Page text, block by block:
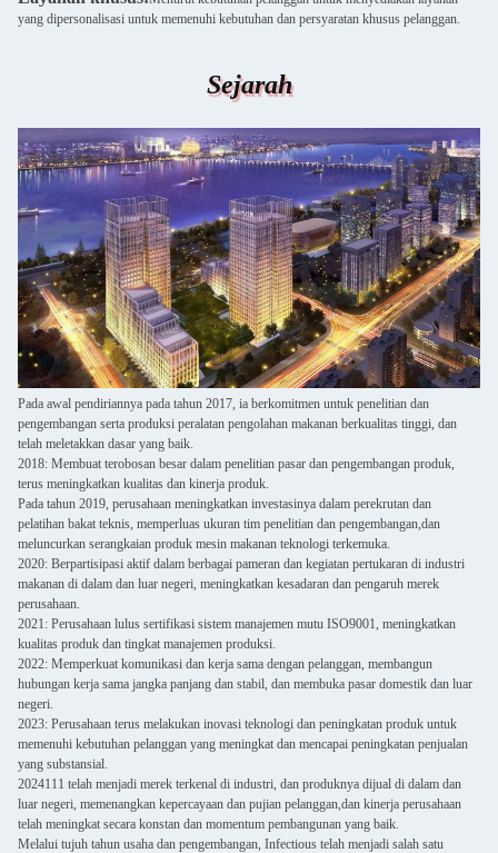
yang dipersonalisasi untuk memenuhi kebutuhan dan persyaratan khusus pelanggan.
Sejarah
Pada awal pendiriannya pada tahun 2017, ia berkomitmen untuk penelitian dan
pengembangan serta produksi peralatan pengolahan makanan berkualitas tinggi, dan
telah meletakkan dasar yang baik.
2018: Membuat terobosan besar dalam penelitian pasar dan pengembangan produk,
terus meningkatkan kualitas dan kinerja produk.
Pada tahun 2019, perusahaan meningkatkan investasinya dalam perekrutan dan
pelatihan bakat teknis, memperluas ukuran tim penelitian dan pengembangan,dan
meluncurkan serangkaian produk mesin makanan teknologi terkemuka.
2020: Berpartisipasi aktif dalam berbagai pameran dan kegiatan pertukaran di industri
makanan di dalam dan luar negeri, meningkatkan kesadaran dan pengaruh merek
perusahaan.
2021: Perusahaan lulus sertifikasi sistem manajemen mutu ISO9001, meningkatkan
kualitas produk dan tingkat manajemen produksi.
2022: Memperkuat komunikasi dan kerja sama dengan pelanggan, membangun
hubungan kerja sama jangka panjang dan stabil, dan membuka pasar domestik dan luar
negeri.
2023: Perusahaan terus melakukan inovasi teknologi dan peningkatan produk untuk
memenuhi kebutuhan pelanggan yang meningkat dan mencapai peningkatan penjualan
yang substansial.
2024111 telah menjadi merek terkenal di industri, dan produknya dijual di dalam dan
luar negeri, memenangkan kepercayaan dan pujian pelanggan,dan kinerja perusahaan
telah meningkat secara konstan dan momentum pembangunan yang baik.
Melalui tujuh tahun usaha dan pengembangan, Infectious telah menjadi salah satu